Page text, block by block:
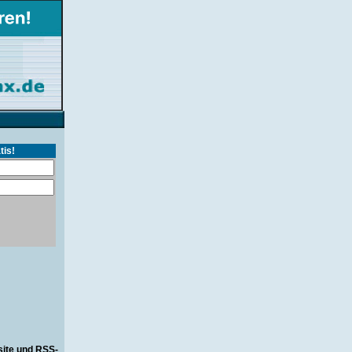
und RSS-